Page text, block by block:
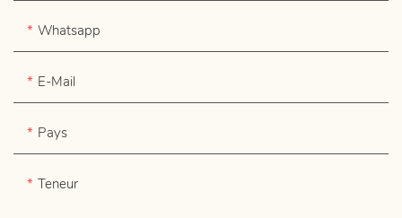
Whatsapp
E-Mail
Pays
Teneur